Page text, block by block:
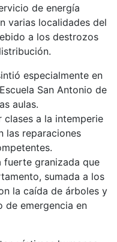
de energía
varias localidades del
a los destrozos
especialmente en
San Antonio de
aulas.
a la intemperie
las reparaciones
fuerte granizada que
sumada a los
la caída de árboles y
de emergencia en